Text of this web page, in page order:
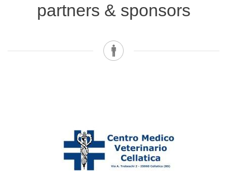
partners & sponsors